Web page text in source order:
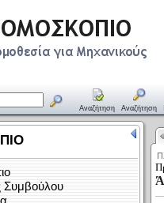
Αναζήτηση Αναζήτηση